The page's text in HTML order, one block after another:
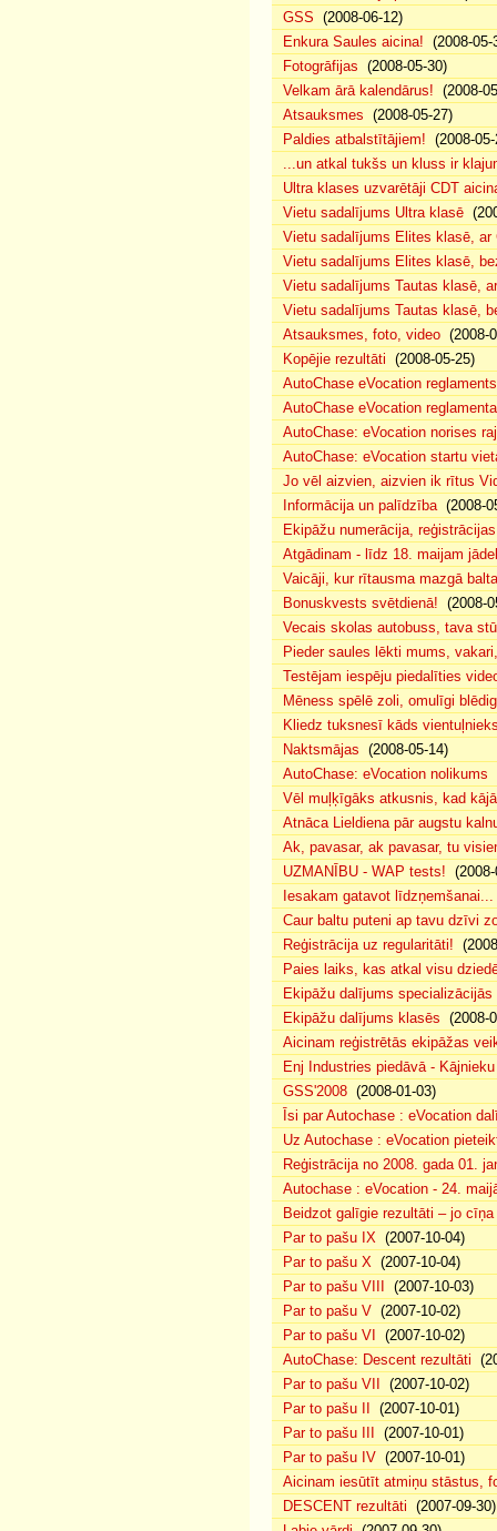
GSS (2008-06-12)
Enkura Saules aicina! (2008-05-
Fotogrāfijas (2008-05-30)
Velkam ārā kalendārus! (2008-
Atsauksmes (2008-05-27)
Paldies atbalstītājiem! (2008-
...un atkal tukšs un kluss ir
Ultra klases uzvarētāji CDT
Vietu sadalījums Ultra klasē
Vietu sadalījums Elites klasē, ar
Vietu sadalījums Elites klasē,
Vietu sadalījums Tautas klasē,
Vietu sadalījums Tautas klasē,
Atsauksmes, foto, video (2008-
Kopējie rezultāti (2008-05-25)
AutoChase eVocation reglaments
AutoChase eVocation
AutoChase: eVocation norises
AutoChase: eVocation startu
Jo vēl aizvien, aizvien ik rītus
Informācija un palīdzība(2008-
Ekipāžu numerācija,
Atgādinam - līdz 18. maijam
Vaicāji, kur rītausma mazgā
Bonuskvests svētdienā! (2008-
Vecais skolas autobuss, tava
Pieder saules lēkti mums,
Testējam iespēju piedalīties
Mēness spēlē zoli, omulīgi
Kliedz tuksnesī kāds
Naktsmājas (2008-05-14)
AutoChase: eVocation nolikums
Vēl muļķīgāks atkusnis, kad
Atnāca Lieldiena pār augstu
Ak, pavasar, ak pavasar, tu
UZMANĪBU - WAP tests!
Iesakam gatavot līdzņemšanai...
Caur baltu puteni ap tavu dzīvi
Reģistrācija uz regularitāti!
Paies laiks, kas atkal visu
Ekipāžu dalījums specializācijās
Ekipāžu dalījums klasēs (2008-
Aicinam reģistrētās ekipāžas
Enj Industries piedāvā -
GSS'2008 (2008-01-03)
Īsi par Autochase : eVocation
Uz Autochase : eVocation
Reģistrācija no 2008. gada 01.
Autochase : eVocation - 24.
Beidzot galīgie rezultāti – jo
Par to pašu IX (2007-10-04)
Par to pašu X (2007-10-04)
Par to pašu VIII
(2007-10-03)
Par to pašu V (2007-10-02)
Par to pašu VI
(2007-10-02)
AutoChase: Descent rezultāti
Par to pašu VII
(2007-10-02)
Par to pašu II
(2007-10-01)
Par to pašu III
(2007-10-01)
Par to pašu IV (2007-10-01)
Aicinam iesūtīt atmiņu stāstus,
DESCENT rezultāti (2007-09-30)